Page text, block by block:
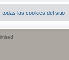
todas las cookies del sitio